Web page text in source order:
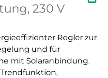
230 V
Regler zur
und für
mit Solaranbindung.